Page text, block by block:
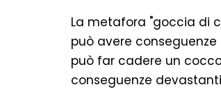
La metafora "goccia di
può avere
può far cadere un
conseguenze